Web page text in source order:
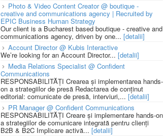
Photo & Video Content Creator @ boutique -
creative and communications agency | Recruited by
EPIC Business Human Strategy
Our client is a Bucharest based boutique - creative and
communications agency, driven by one... [detalii]
Account Director @ Kubis Interactive
We’re looking for an Account Director... [detalii]
Media Relations Specialist @ Confident
Communications
RESPONSABILITĂȚI Crearea și implementarea hands-
on a strategiilor de presă Redactarea de conținut
editorial: comunicate de presă, interviuri,... [detalii]
PR Manager @ Confident Communications
RESPONSABILITĂȚI Creare și implementare hands-on
a strategiilor de comunicare integrată pentru clienți
B2B & B2C Implicare activă... [detalii]